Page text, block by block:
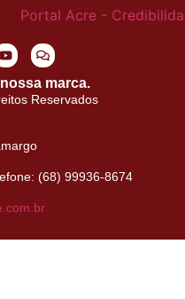
marca.
Reservados
(68) 99936-8674